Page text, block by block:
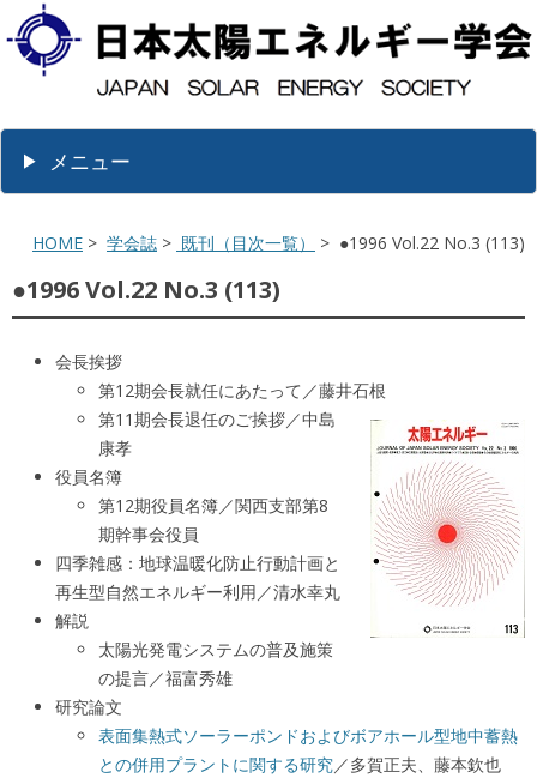
メニュー
HOME > 学会誌 > 既刊（目次一覧） > ●1996 Vol.22 No.3 (113)
●1996 Vol.22 No.3 (113)
会長挨拶
第12期会長就任にあたって／藤井石根
第11期会長退任のご挨拶／中島
康孝
役員名簿
第12期役員名簿／関西支部第8
期幹事会役員
四季雑感：地球温暖化防止行動計画と
再生型自然エネルギー利用／清水幸丸
解説
太陽光発電システムの普及施策
の提言／福富秀雄
研究論文
表面集熱式ソーラーポンドおよびボアホール型地中蓄熱
との併用プラントに関する研究／多賀正夫、藤本欽也